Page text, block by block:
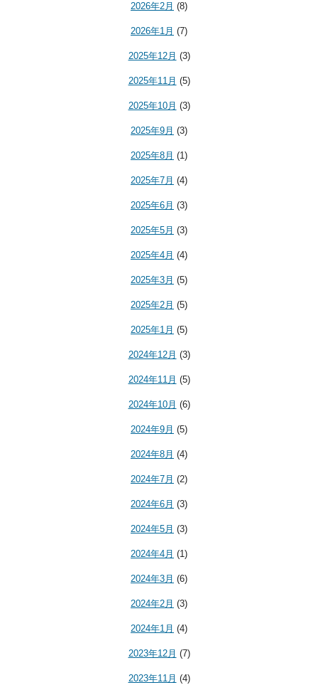
2026年2月 (8)
2026年1月 (7)
2025年12月 (3)
2025年11月 (5)
2025年10月 (3)
2025年9月 (3)
2025年8月 (1)
2025年7月 (4)
2025年6月 (3)
2025年5月 (3)
2025年4月 (4)
2025年3月 (5)
2025年2月 (5)
2025年1月 (5)
2024年12月 (3)
2024年11月 (5)
2024年10月 (6)
2024年9月 (5)
2024年8月 (4)
2024年7月 (2)
2024年6月 (3)
2024年5月 (3)
2024年4月 (1)
2024年3月 (6)
2024年2月 (3)
2024年1月 (4)
2023年12月 (7)
2023年11月 (4)